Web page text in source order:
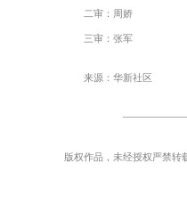
二审：周娇
三审：张军
来源：华新社区
版权作品，未经授权严禁转